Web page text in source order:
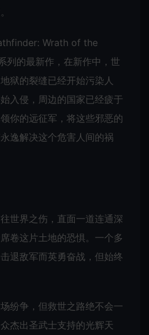
Wrath of the
列的最新作，在新作中，世
狱的裂缝已经开始污染人
入侵，周边的国家已经疲于
你的远征军，将这些邪恶的
逸解决这个危害人间的祸
世界之伤，直面一道连通深
卷这片土地的恐惧。一个多
退敌军而英勇奋战，但始终
纷争，但救世之路绝不会一
杰出圣武士支持的光辉天